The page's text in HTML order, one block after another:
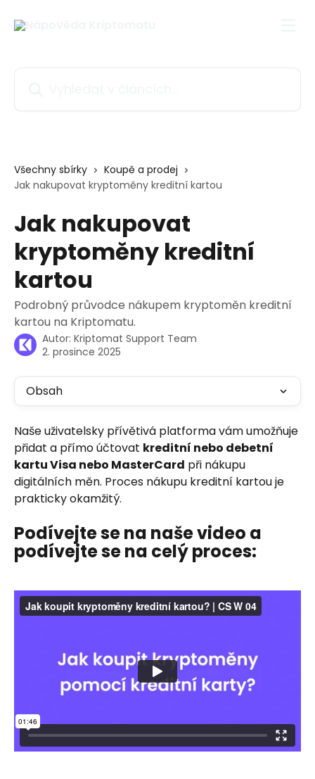
Všechny sbírky
Koupě a prodej
Jak nakupovat kryptoměny kreditní kartou
Jak nakupovat
kryptoměny kreditní
kartou
Podrobný průvodce nákupem kryptoměn kreditní
kartou na Kriptomatu.
Autor: Kriptomat Support Team
2. prosince 2025
Obsah
Naše uživatelsky přívětivá platforma vám umožňuje
přidat a přímo účtovat kreditní nebo debetní
kartu Visa nebo MasterCard při nákupu
digitálních měn. Proces nákupu kreditní kartou je
prakticky okamžitý.
Podívejte se na naše video a
podívejte se na celý proces: